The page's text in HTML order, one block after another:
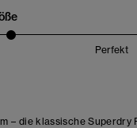
Perfekt
– die klassische Superdry